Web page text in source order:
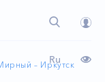
Ru
– Иркутск